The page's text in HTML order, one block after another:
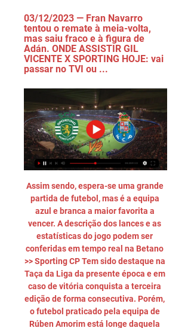
03/12/2023 — Fran Navarro
tentou o remate à meia-volta,
mas saiu fraco e à figura de
Adán. ONDE ASSISTIR GIL
VICENTE X SPORTING HOJE: vai
passar no TVI ou ...
Assim sendo, espera-se uma grande
partida de futebol, mas é a equipa
azul e branca a maior favorita a
vencer. A descrição dos lances e as
estatísticas do jogo podem ser
conferidas em tempo real na Betano
>> Sporting CP Tem sido destaque na
Taça da Liga da presente época e em
caso de vitória conquista a terceira
edição de forma consecutiva. Porém,
o futebol praticado pela equipa de
Rúben Amorim está longe daquela